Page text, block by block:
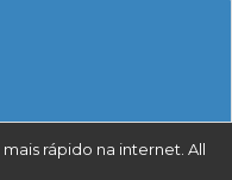
rápido na internet. All